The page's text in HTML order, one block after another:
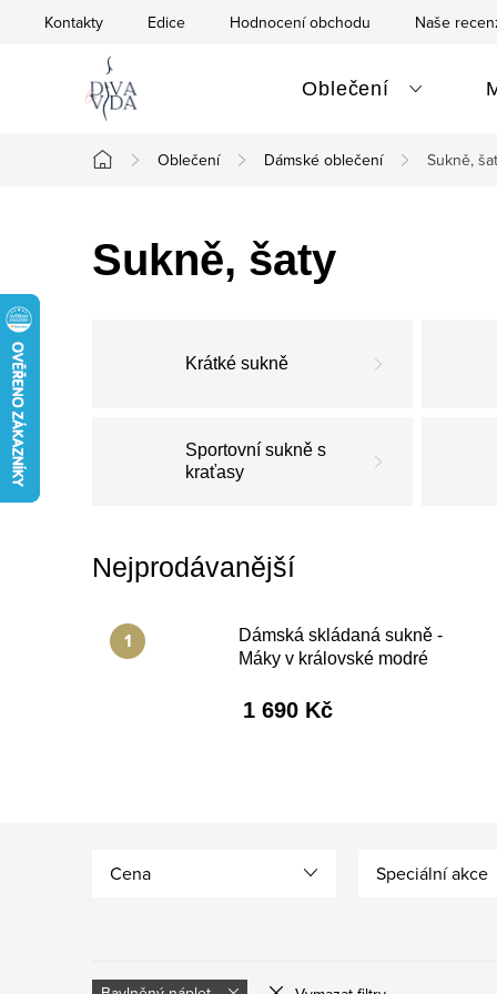
Kontakty Edice Hodnocení obchodu Naše
Oblečení
Domů
Oblečení Dámské oblečení Sukně,
Sukně, šaty
Krátké sukně
Sportovní sukně s
kraťasy
Nejprodávanější
Dámská skládaná sukně -
Máky v královské modré
1 690 Kč
Cena Speciální akce